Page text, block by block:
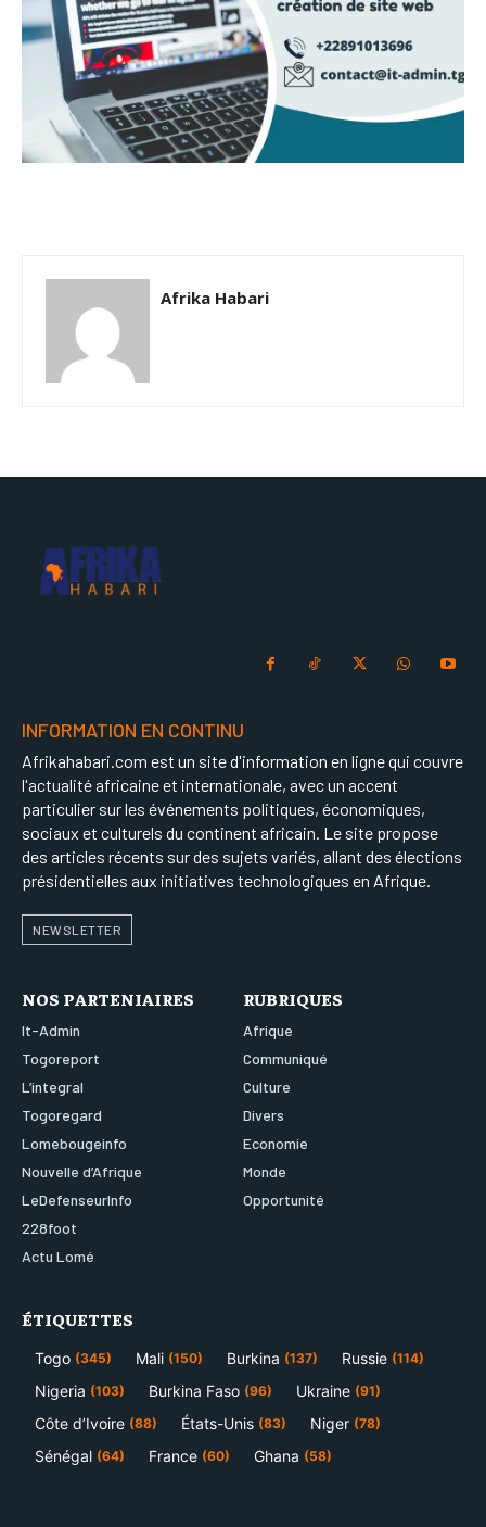
Afrika Habari
INFORMATION EN CONTINU
Afrikahabari.com est un site d'information en ligne qui couvre
l'actualité africaine et internationale, avec un accent
particulier sur les événements politiques, économiques,
sociaux et culturels du continent africain. Le site propose
des articles récents sur des sujets variés, allant des élections
présidentielles aux initiatives technologiques en Afrique.
NEWSLETTER
NOS PARTENIAIRES
It-Admin
Togoreport
L’integral
Togoregard
Lomebougeinfo
Nouvelle d’Afrique
LeDefenseurInfo
228foot
Actu Lomé
RUBRIQUES
Afrique
Communiqué
Culture
Divers
Economie
Monde
Opportunité
ÉTIQUETTES
Togo (345) Mali (150) Burkina (137) Russie (114)
Nigeria (103) Burkina Faso (96) Ukraine (91)
Côte d’Ivoire (88) États-Unis (83) Niger (78)
Sénégal (64) France (60) Ghana (58)